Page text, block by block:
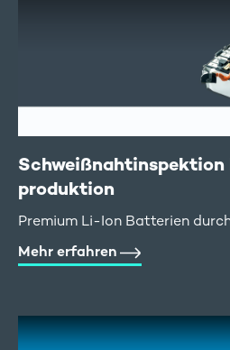
produktion
Premium Li-Ion Batterien
Mehr erfahren